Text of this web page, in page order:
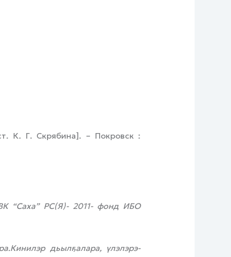
К. Г. Скрябина]. – Покровск :
“Саха” РС(Я)- 2011- фонд ИБО
дьылҕалара, үлэлэрэ-